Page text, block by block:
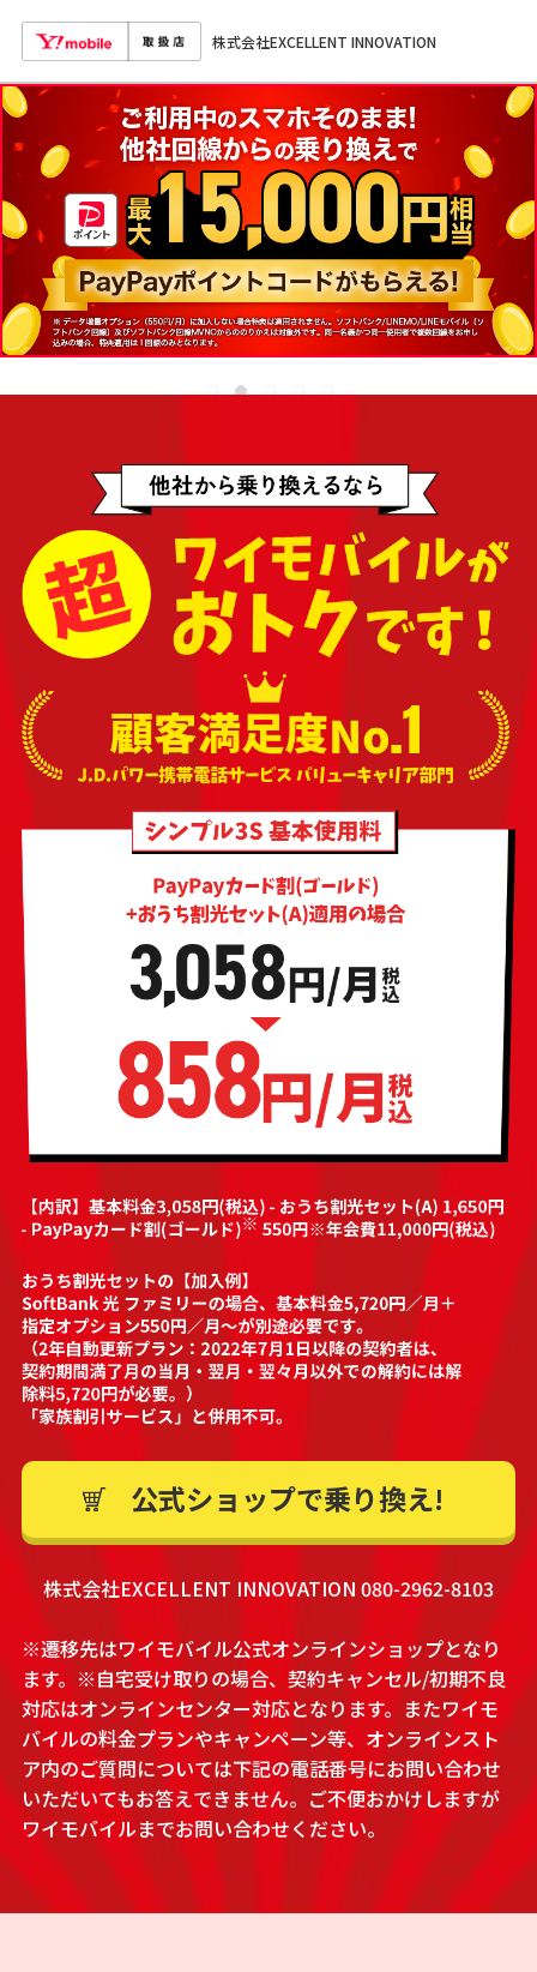
株式会社EXCELLENT INNOVATION
公式ショップで乗り換え!
株式会社EXCELLENT INNOVATION 080-2962-8103
※遷移先はワイモバイル公式オンラインショップとなり
ます。※自宅受け取りの場合、契約キャンセル/初期不良
対応はオンラインセンター対応となります。またワイモ
バイルの料金プランやキャンペーン等、オンラインスト
ア内のご質問については下記の電話番号にお問い合わせ
いただいてもお答えできません。ご不便おかけしますが
ワイモバイルまでお問い合わせください。